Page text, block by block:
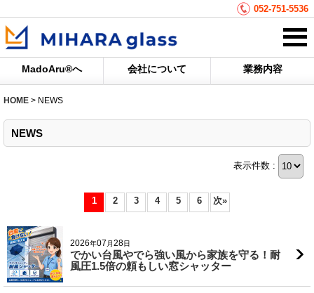
052-751-5536
MadoAru®へ 会社について 業務内容
HOME > NEWS
NEWS
表示件数 :
1 2 3 4 5 6 次»
2026年07 月28日
でかい台風やでら強い風から家族を守る！耐
風圧1.5倍の頼もしい窓シャッター